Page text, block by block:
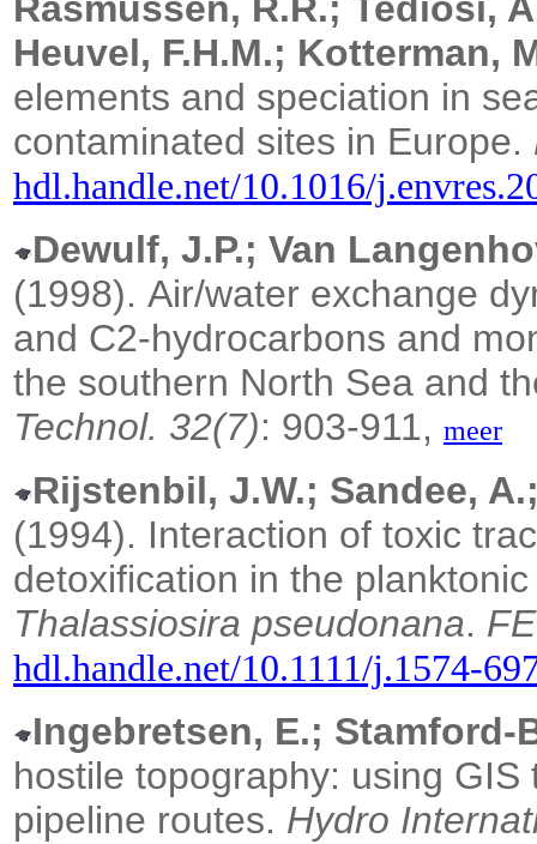
Rasmussen, R.R.; Tediosi,
Heuvel, F.H.M.; Kotterman,
elements and speciation in
contaminated sites in Europe.
hdl.handle.net/10.1016/
Dewulf, J.P.; Van
(1998). Air/water exchange
and C2-hydrocarbons and
the southern North Sea and
Technol. 32(7): 903-911, meer
Rijstenbil, J.W.; Sandee,
(1994). Interaction of toxic
detoxification in the
Thalassiosira pseudonana.
hdl.handle.net/10.1111/j.1574-
Ingebretsen, E.; Stamford-
hostile topography: using
pipeline routes. Hydro